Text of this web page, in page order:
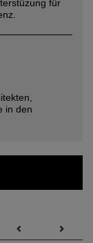
für
in den